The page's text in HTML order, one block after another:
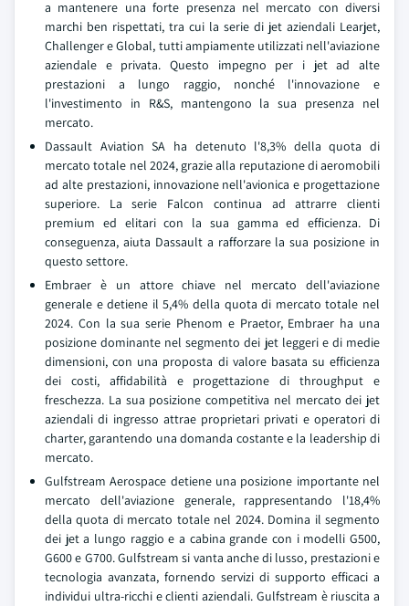
a mantenere una forte presenza nel mercato con diversi
marchi ben rispettati, tra cui la serie di jet aziendali Learjet,
Challenger e Global, tutti ampiamente utilizzati nell'aviazione
aziendale e privata. Questo impegno per i jet ad alte
prestazioni a lungo raggio, nonché l'innovazione e
l'investimento in R&S, mantengono la sua presenza nel
mercato.
Dassault Aviation SA ha detenuto l'8,3% della quota di
mercato totale nel 2024, grazie alla reputazione di aeromobili
ad alte prestazioni, innovazione nell'avionica e progettazione
superiore. La serie Falcon continua ad attrarre clienti
premium ed elitari con la sua gamma ed efficienza. Di
conseguenza, aiuta Dassault a rafforzare la sua posizione in
questo settore.
Embraer è un attore chiave nel mercato dell'aviazione
generale e detiene il 5,4% della quota di mercato totale nel
2024. Con la sua serie Phenom e Praetor, Embraer ha una
posizione dominante nel segmento dei jet leggeri e di medie
dimensioni, con una proposta di valore basata su efficienza
dei costi, affidabilità e progettazione di throughput e
freschezza. La sua posizione competitiva nel mercato dei jet
aziendali di ingresso attrae proprietari privati e operatori di
charter, garantendo una domanda costante e la leadership di
mercato.
Gulfstream Aerospace detiene una posizione importante nel
mercato dell'aviazione generale, rappresentando l'18,4%
della quota di mercato totale nel 2024. Domina il segmento
dei jet a lungo raggio e a cabina grande con i modelli G500,
G600 e G700. Gulfstream si vanta anche di lusso, prestazioni e
tecnologia avanzata, fornendo servizi di supporto efficaci a
individui ultra-ricchi e clienti aziendali. Gulfstream è riuscita a